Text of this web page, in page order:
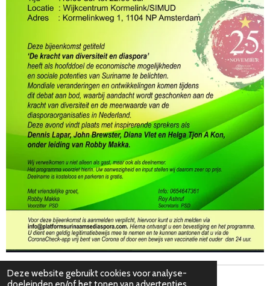
Deze website gebruikt cookies voor analyse-